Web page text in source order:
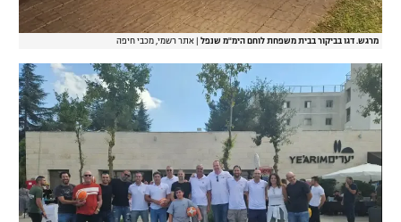
מרגש. דגו בביקור בבית משפחת לוחם הימ"מ שנפל אתר רשמי, מכבי חיפה